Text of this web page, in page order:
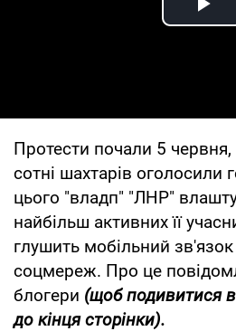
Протести почали 5
сотні шахтарів оголосили
цього "владп" "ЛНР"
найбільш активних її
глушить мобільний
соцмереж. Про це
блогери (щоб подивитися
до кінця сторінки).